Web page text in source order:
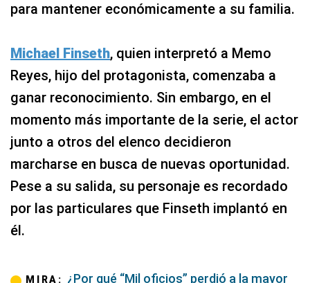
para mantener económicamente a su familia.
Michael Finseth, quien interpretó a Memo
Reyes, hijo del protagonista, comenzaba a
ganar reconocimiento. Sin embargo, en el
momento más importante de la serie, el actor
junto a otros del elenco decidieron
marcharse en busca de nuevas oportunidad.
Pese a su salida, su personaje es recordado
por las particulares que Finseth implantó en
él.
MIRA: ¿Por qué “Mil oficios” perdió a la mayor